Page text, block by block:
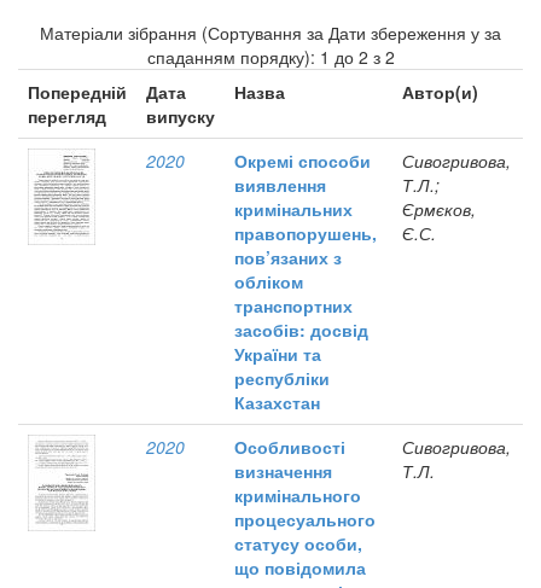
Матеріали зібрання (Сортування за Дати збереження у за
спаданням порядку): 1 до 2 з 2
Попередній
перегляд
Дата
випуску
Назва Автор(и)
2020
Окремі способи
виявлення
кримінальних
правопорушень,
пов’язаних з
обліком
транспортних
засобів: досвід
України та
республіки
Казахстан
Сивогривова,
Т.Л.;
Єрмєков,
Є.С.
2020
Особливості
визначення
кримінального
процесуального
статусу особи,
що повідомила
Сивогривова,
Т.Л.